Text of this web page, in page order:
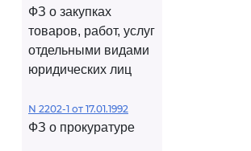
ФЗ о закупках
товаров, работ, услуг
отдельными видами
юридических лиц
N 2202-1 от 17.01.1992
ФЗ о прокуратуре